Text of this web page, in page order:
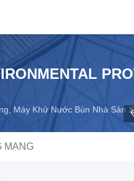
Máy Khử Nước Bùn Nhà Sản
MẠNG